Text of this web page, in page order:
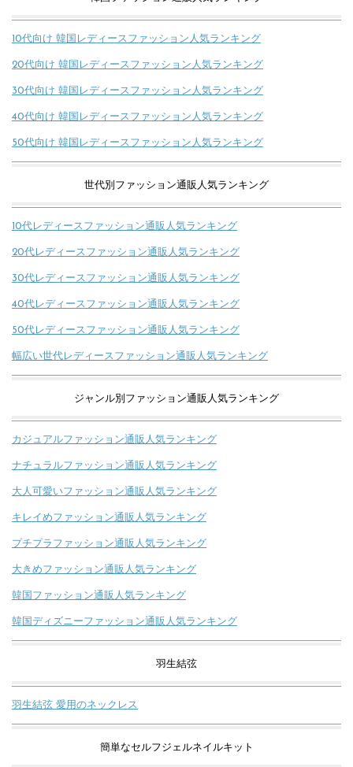
10代向け 韓国レディースファッション人気ランキング
20代向け 韓国レディースファッション人気ランキング
30代向け 韓国レディースファッション人気ランキング
40代向け 韓国レディースファッション人気ランキング
50代向け 韓国レディースファッション人気ランキング
世代別ファッション通販人気ランキング
10代レディースファッション通販人気ランキング
20代レディースファッション通販人気ランキング
30代レディースファッション通販人気ランキング
40代レディースファッション通販人気ランキング
50代レディースファッション通販人気ランキング
幅広い世代レディースファッション通販人気ランキング
ジャンル別ファッション通販人気ランキング
カジュアルファッション通販人気ランキング
ナチュラルファッション通販人気ランキング
大人可愛いファッション通販人気ランキング
キレイめファッション通販人気ランキング
プチプラファッション通販人気ランキング
大きめファッション通販人気ランキング
韓国ファッション通販人気ランキング
韓国ディズニーファッション通販人気ランキング
羽生結弦
羽生結弦 愛用のネックレス
簡単なセルフジェルネイルキット